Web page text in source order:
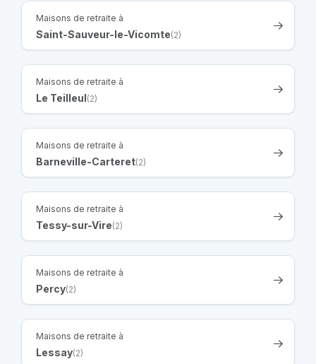
Maisons de retraite à
Saint-Sauveur-le-Vicomte(2)
Maisons de retraite à
Le Teilleul(2)
Maisons de retraite à
Barneville-Carteret(2)
Maisons de retraite à
Tessy-sur-Vire(2)
Maisons de retraite à
Percy(2)
Maisons de retraite à
Lessay(2)